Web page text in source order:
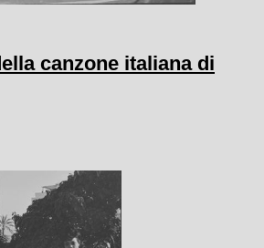
canzone italiana di